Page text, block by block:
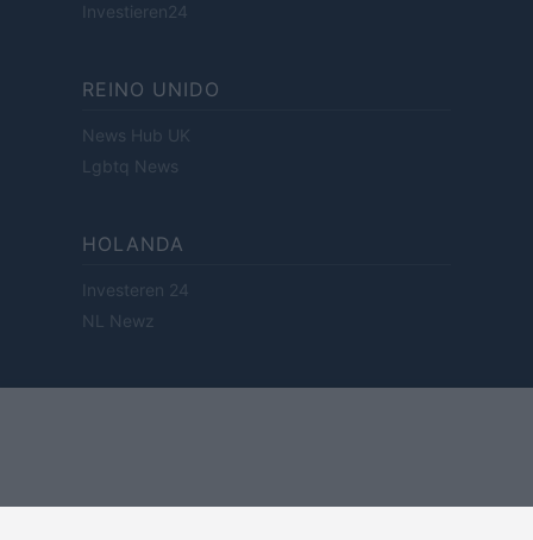
Investieren24
REINO UNIDO
News Hub UK
Lgbtq News
HOLANDA
Investeren 24
NL Newz